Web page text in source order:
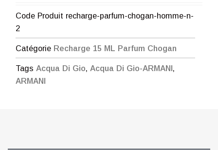
Code Produit recharge-parfum-chogan-homme-n-
2
Catégorie Recharge 15 ML Parfum Chogan
Tags Acqua Di Gio, Acqua Di Gio-ARMANI,
ARMANI